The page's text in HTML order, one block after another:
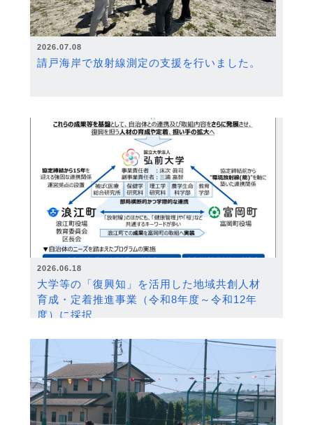
2026.07.08
請戸海岸で放射線測定の支援を行いました。
2026.06.18
大学等の「復興知」を活用した地域共創人材
育成・定着推進事業（令和8年度～令和12年
度）に採択